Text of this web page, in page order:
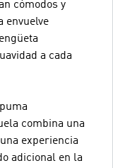
cómodos y
envuelve
a cada
combina una
experiencia
adicional en la